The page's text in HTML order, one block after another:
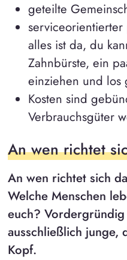
geteilte
serviceorientierter
alles ist da, du
Zahnbürste, ein
einziehen und los
Kosten sind
Verbrauchsgüter
An wen richtet
An wen richtet sich
Welche Menschen
euch?
ausschließlich junge,
Kopf.